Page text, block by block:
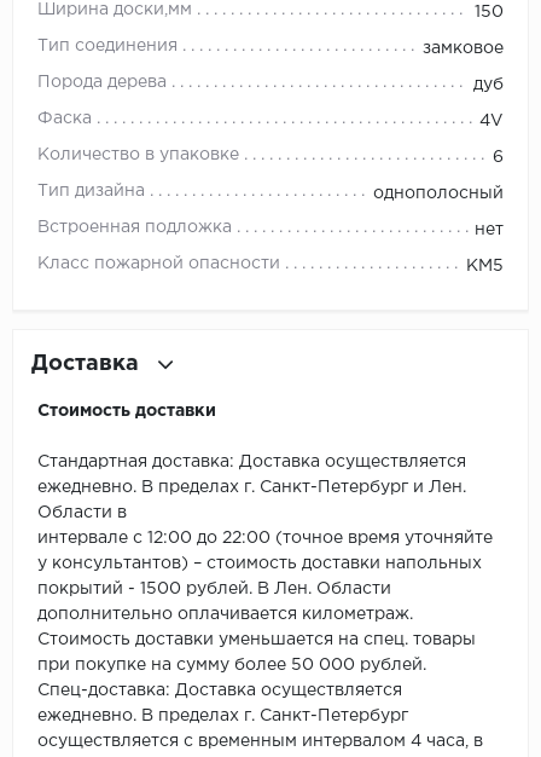
Quality Flooring
SPC Alta Step
SPC Ideal Flooring
SPC Kronostep
SPC Promo
SPC Stronghold
TANTO
Ширина доски,мм 150
Тип соединения замковое
Порода дерева дуб
Фаска 4V
Количество в упаковке 6
Тип дизайна однополосный
Встроенная подложка нет
Класс пожарной опасности КМ5
Доставка
Стоимость доставки
Стандартная доставка: Доставка осуществляется
ежедневно. В пределах г. Санкт-Петербург и Лен.
Области в
интервале с 12:00 до 22:00 (точное время уточняйте
у консультантов) – стоимость доставки напольных
покрытий - 1500 рублей. В Лен. Области
дополнительно оплачивается километраж.
Стоимость доставки уменьшается на спец. товары
при покупке на сумму более 50 000 рублей.
Спец-доставка: Доставка осуществляется
ежедневно. В пределах г. Санкт-Петербург
осуществляется с временным интервалом 4 часа, в